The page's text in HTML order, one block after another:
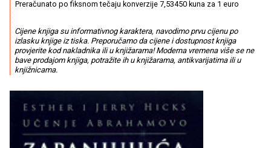
Preračunato po fiksnom tečaju konverzije 7,53450 kuna za 1 euro
Cijene knjiga su informativnog karaktera, navodimo prvu cijenu po
izlasku knjige iz tiska. Preporučamo da cijene i dostupnost knjiga
provjerite kod nakladnika ili u knjižarama! Moderna vremena više se ne
bave prodajom knjiga, potražite ih u knjižarama, antikvarijatima ili u
knjižnicama.